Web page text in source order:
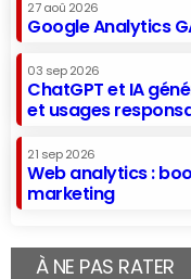
27 aoû 2026
Google Analytics
03 sep 2026
ChatGPT et IA
et usages
21 sep 2026
Web analytics :
marketing
À NE PAS RATER